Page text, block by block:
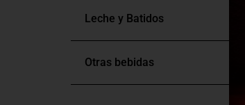
Leche y Batidos
Otras bebidas